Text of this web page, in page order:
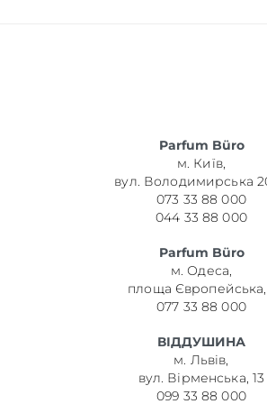
Parfum Büro
м. Київ,
вул. Володимирська
073 33 88 000
044 33 88 000
Parfum Büro
м. Одеса,
площа Європейська,
077 33 88 000
ВІДДУШИНА
м. Львів,
вул. Вірменська, 13
099 33 88 000